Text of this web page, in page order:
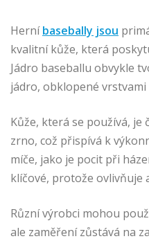
Herníbasebally jsou
kvalitní kůže, která
Jádro baseballu obvykle
jádro, obklopené
Kůže, která se používá,
zrno, což přispívá k
míče, jako je pocit při
klíčové, protože ovlivňuje
Různí výrobci mohou
ale zaměření zůstává na